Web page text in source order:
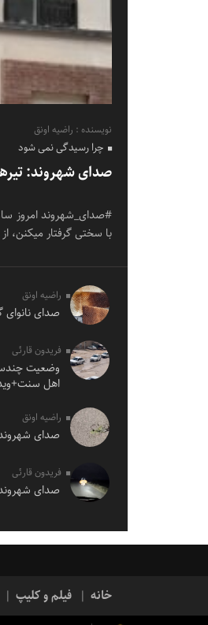
نویسنده : راضیه اونق
چرا رسیدگی نمی شود
صدای شهروند:
با سختی گرفتار میکنن،
راضیه اونق
صدای نانوای
فریدون قارئی
وضعیت
اهل
راضیه اونق
صدای
فریدون قارئی
صدای
خانه فیلم و کلیپ